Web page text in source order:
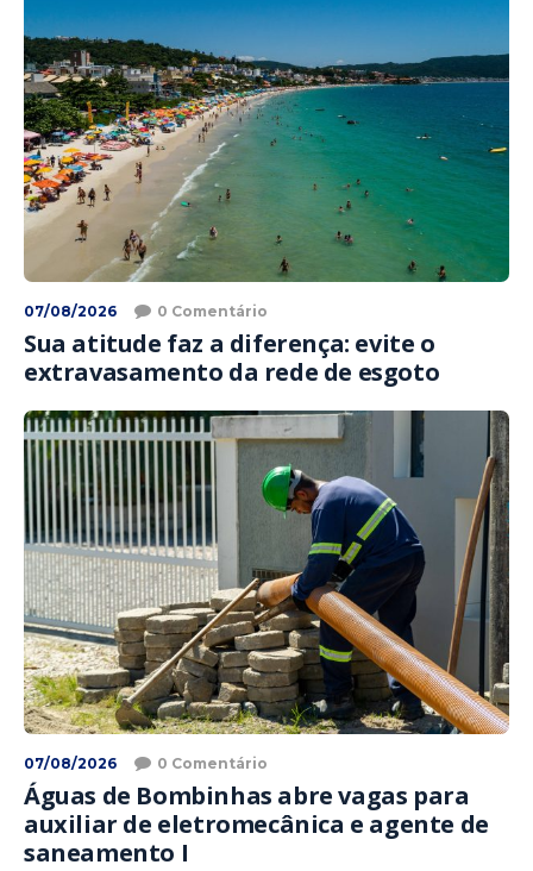
07/08/2026 0 Comentário
Sua atitude faz a diferença: evite o
extravasamento da rede de esgoto
07/08/2026 0 Comentário
Águas de Bombinhas abre vagas para
auxiliar de eletromecânica e agente de
saneamento I